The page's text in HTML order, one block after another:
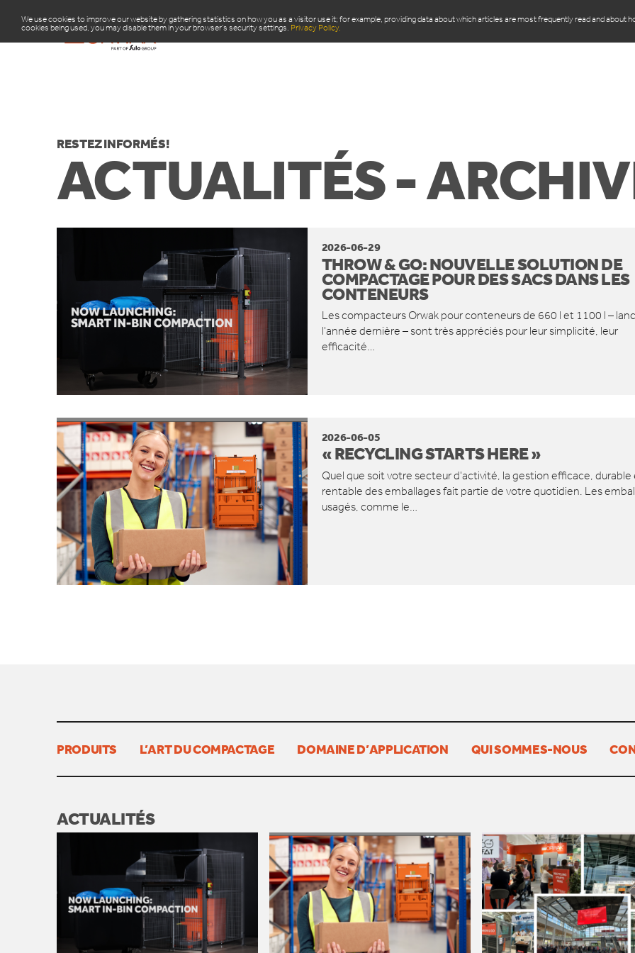
We use cookies to improve our website by gathering statistics on how you as a visitor use it; for example, providing data about which articles are most frequently read and about
cookies being used, you may disable them in your browser’s security settings. Privacy Policy.
PRODUITS
RESTEZ INFORMÉS!
ACTUALITÉS -
2026-06-29
THROW & GO: NOUVELLE SOLUTION DE
COMPACTAGE POUR DES SACS DANS LES
CONTENEURS
Les compacteurs Orwak pour conteneurs de 660 l et 1100 l –
l'année dernière – sont très appréciés pour leur simplicité, leur
efficacité…
2026-06-05
« RECYCLING STARTS HERE »
Quel que soit votre secteur d'activité, la gestion efficace, durable
rentable des emballages fait partie de votre quotidien. Les
usagés, comme le…
PRODUITS L’ART DU COMPACTAGE DOMAINE D’APPLICATION QUI SOMMES-NOUS
ACTUALITÉS